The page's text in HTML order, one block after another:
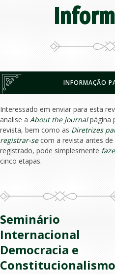
INFORMAÇÃO
Interessado em enviar para esta
analise a About the Journalpágina
revista, bem como as Diretrizes
registrar-secom a revista antes de
registrado, pode simplesmente
cinco etapas.
Seminário
Internacional
Democracia e
Constitucionalismo